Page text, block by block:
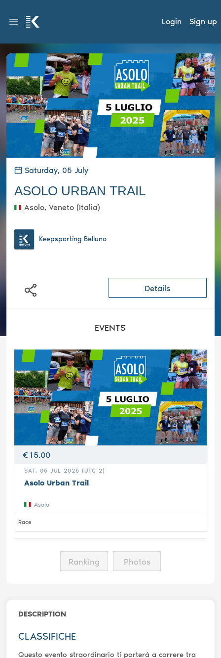
Login Sign up
Saturday, 05 July
ASOLO URBAN TRAIL
Asolo, Veneto (Italia)
Keepsporting Belluno
Details
EVENTS
€15.00
SAT, 05 JUL 2025 (UTC 2)
Asolo Urban Trail
Asolo
Race
Ranking Photos
DESCRIPTION
CLASSIFICHE
Questo evento straordinario ti porterà a correre tra